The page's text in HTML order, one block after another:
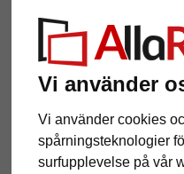
Vi använder
Vi använder cookies
spårningsteknologier
surfupplevelse på vår